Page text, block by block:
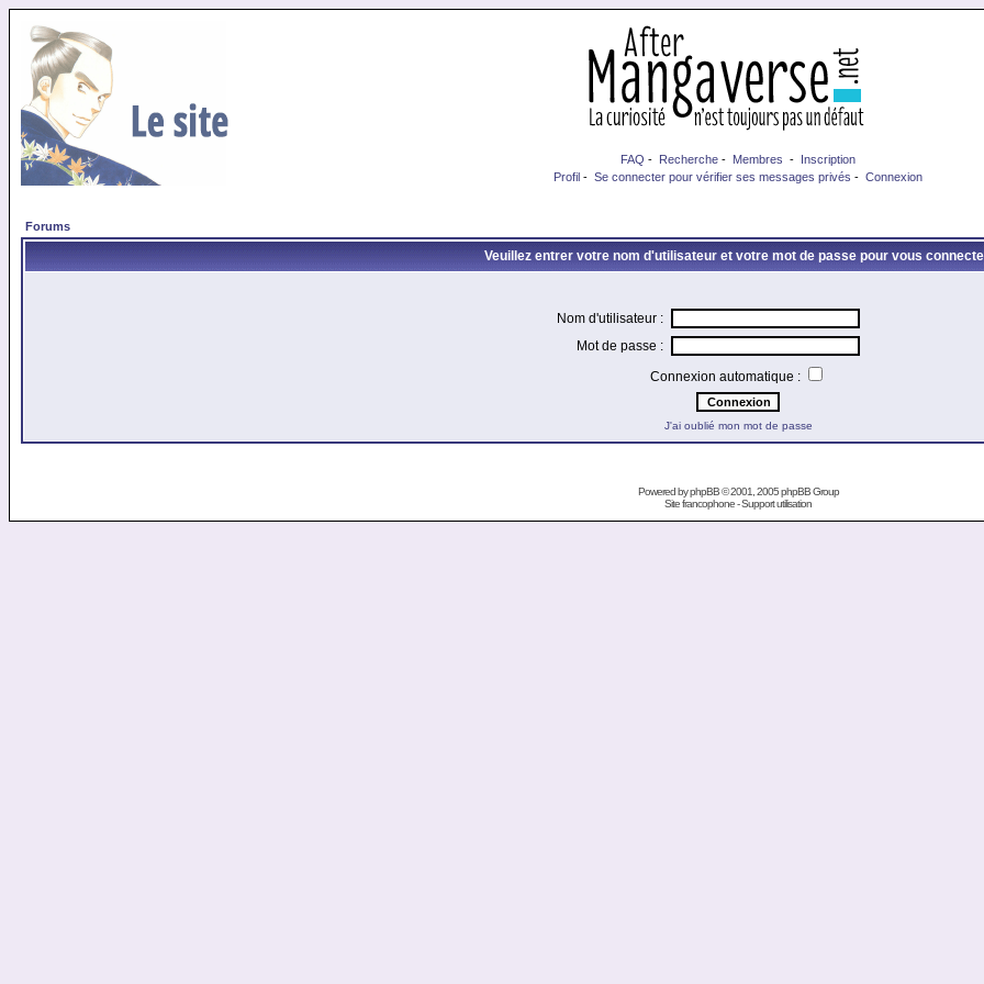
FAQ - Recherche - Membres - Inscription
Profil - Se connecter pour vérifier ses messages privés - Connexion
Forums
Veuillez entrer votre nom d'utilisateur et votre mot de passe pour vous
Nom d'utilisateur :
Mot de passe :
Connexion automatique :
J'ai oublié mon mot de passe
Powered byphpBB© 2001, 2005 phpBB Group
Site francophone-Support utilisation